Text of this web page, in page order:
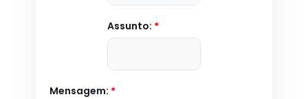
Assunto: *
Mensagem: *